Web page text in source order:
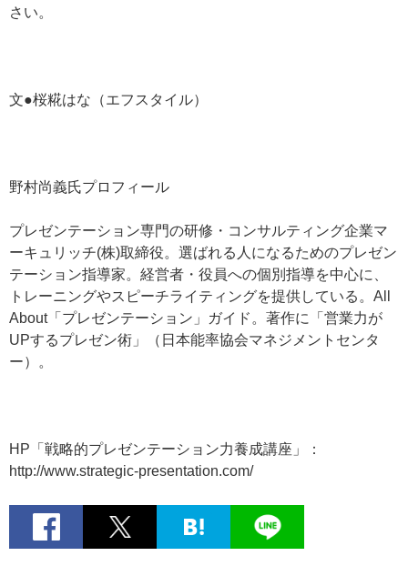
さい。
文●桜糀はな（エフスタイル）
野村尚義氏プロフィール
プレゼンテーション専門の研修・コンサルティング企業マ
ーキュリッチ(株)取締役。選ばれる人になるためのプレゼン
テーション指導家。経営者・役員への個別指導を中心に、
トレーニングやスピーチライティングを提供している。All
About「プレゼンテーション」ガイド。著作に「営業力が
UPするプレゼン術」（日本能率協会マネジメントセンタ
ー）。
HP「戦略的プレゼンテーション力養成講座」：
http://www.strategic-presentation.com/